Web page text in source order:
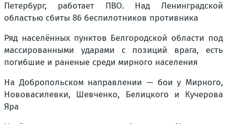
Петербург, работает ПВО. Над Ленинградской
областью сбиты 86 беспилотников противника
Ряд населённых пунктов Белгородской области под
массированными ударами с позиций врага, есть
погибшие и раненые среди мирного населения
На Добропольском направлении — бои у Мирного,
Нововасилевки, Шевченко, Белицкого и Кучерова
Яра